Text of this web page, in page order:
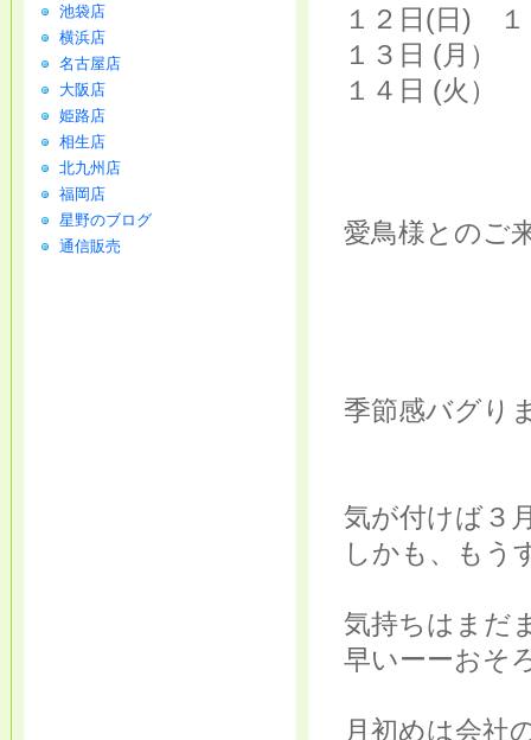
１２日(日) １
１３日 (月）
１４日 (火）
愛鳥様とのご
季節感バグり
気が付けば３
しかも、もう
気持ちはまだ
早いーーおそ
月初めは会社
池袋店
横浜店
名古屋店
大阪店
姫路店
相生店
北九州店
福岡店
星野のブログ
通信販売